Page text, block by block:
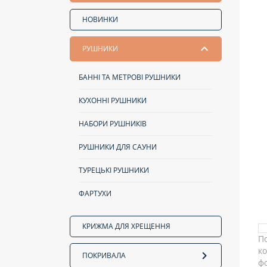
НОВИНКИ
РУШНИКИ
БАННІ ТА МЕТРОВІ РУШНИКИ
КУХОННІ РУШНИКИ
НАБОРИ РУШНИКІВ
РУШНИКИ ДЛЯ САУНИ
ТУРЕЦЬКІ РУШНИКИ
ФАРТУХИ
КРИЖМА ДЛЯ ХРЕЩЕННЯ
ПОКРИВАЛА